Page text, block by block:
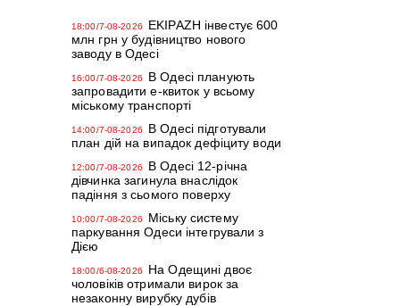
18:00/7-08-2026
EKIPAZH інвестує 600
млн грн у будівництво нового
заводу в Одесі
16:00/7-08-2026
В Одесі планують
запровадити е-квиток у всьому
міському транспорті
14:00/7-08-2026
В Одесі підготували
план дій на випадок дефіциту води
12:00/7-08-2026
В Одесі 12-річна
дівчинка загинула внаслідок
падіння з сьомого поверху
10:00/7-08-2026
Міську систему
паркування Одеси інтегрували з
Дією
18:00/6-08-2026
На Одещині двоє
чоловіків отримали вирок за
незаконну вирубку дубів